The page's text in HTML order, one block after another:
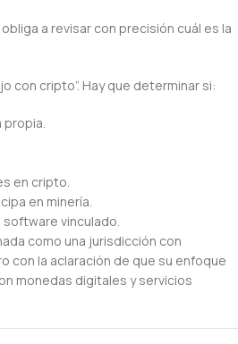
a revisar con precisión cuál es la
con cripto”. Hay que determinar si:
propia.
en cripto.
en minería.
vinculado.
como una jurisdicción con
con la aclaración de que su enfoque
monedas digitales y servicios